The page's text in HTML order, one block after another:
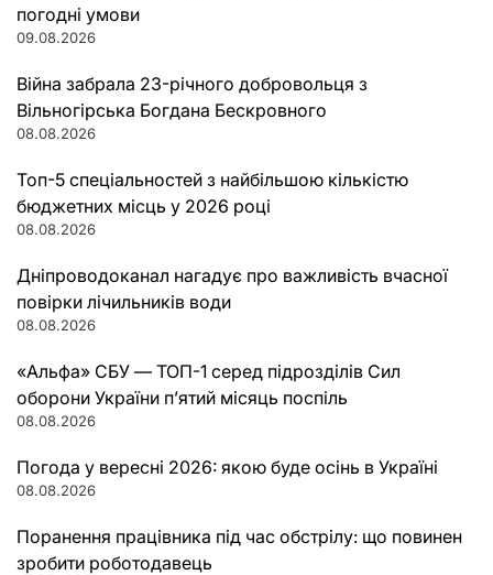
погодні умови
09.08.2026
Війна забрала 23-річного добровольця з
Вільногірська Богдана Бескровного
08.08.2026
Топ-5 спеціальностей з найбільшою кількістю
бюджетних місць у 2026 році
08.08.2026
Дніпроводоканал нагадує про важливість вчасної
повірки лічильників води
08.08.2026
«Альфа» СБУ — ТОП-1 серед підрозділів Сил
оборони України п’ятий місяць поспіль
08.08.2026
Погода у вересні 2026: якою буде осінь в Україні
08.08.2026
Поранення працівника під час обстрілу: що повинен
зробити роботодавець